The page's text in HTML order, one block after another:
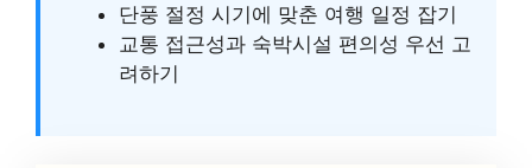
단풍 절정 시기에 맞춘 여행 일정 잡기
교통 접근성과 숙박시설 편의성 우선 고
려하기